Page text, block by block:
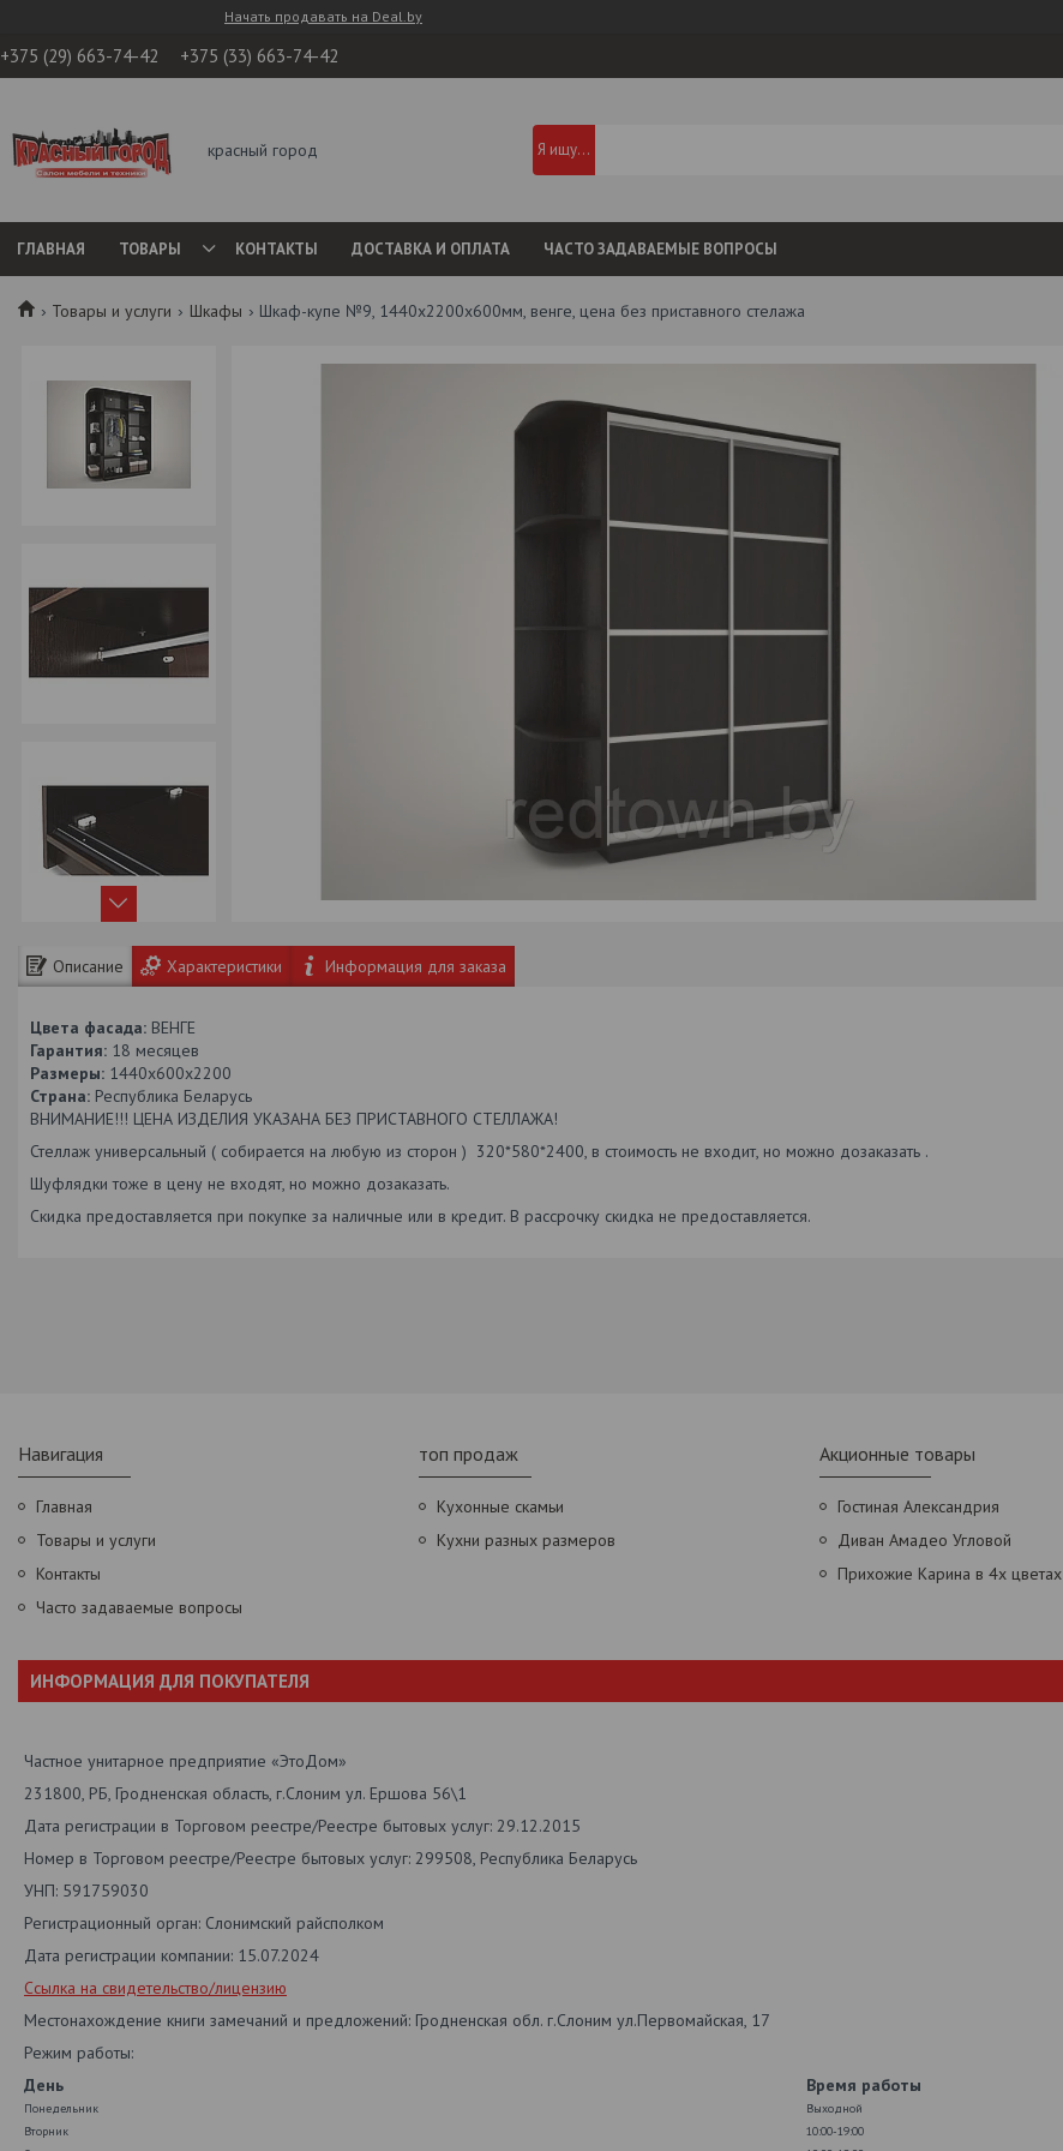
Начать продавать на Deal.by
+375 (29) 663-74-42 +375 (33) 663-74-42
красный город
ГЛАВНАЯ ТОВАРЫ КОНТАКТЫ ДОСТАВКА И ОПЛАТА ЧАСТО ЗАДАВАЕМЫЕ ВОПРОСЫ
Товары и услуги Шкафы Шкаф-купе №9, 1440х2200х600мм, венге, цена без приставного стелажа
Описание Характеристики Информация для заказа
Цвета фасада: ВЕНГЕ
Гарантия: 18 месяцев
Размеры: 1440х600х2200
Страна: Республика Беларусь
ВНИМАНИЕ!!! ЦЕНА ИЗДЕЛИЯ УКАЗАНА БЕЗ ПРИСТАВНОГО СТЕЛЛАЖА!
Стеллаж универсальный ( собирается на любую из сторон ) 320*580*2400, в стоимость не входит, но можно дозаказать .
Шуфлядки тоже в цену не входят, но можно дозаказать.
Скидка предоставляется при покупке за наличные или в кредит. В рассрочку скидка не предоставляется.
Навигация
Главная
Товары и услуги
Контакты
Часто задаваемые вопросы
топ продаж
Кухонные скамьи
Кухни разных размеров
Акционные товары
Гостиная Александрия
Диван Амадео Угловой
Прихожие Карина в 4х цветах
ИНФОРМАЦИЯ ДЛЯ ПОКУПАТЕЛЯ
Частное унитарное предприятие «ЭтоДом»
231800, РБ, Гродненская область, г.Слоним ул. Ершова 56\1
Дата регистрации в Торговом реестре/Реестре бытовых услуг: 29.12.2015
Номер в Торговом реестре/Реестре бытовых услуг: 299508, Республика Беларусь
УНП: 591759030
Регистрационный орган: Слонимский райсполком
Дата регистрации компании: 15.07.2024
Ссылка на свидетельство/лицензию
Местонахождение книги замечаний и предложений: Гродненская обл. г.Слоним ул.Первомайская, 17
Режим работы:
День
Время работы
Понедельник
Выходной
Вторник
10:00-19:00